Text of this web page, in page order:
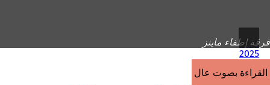
فرقة إطفاء ماينز
2025
القراءة بصوت عالٍ